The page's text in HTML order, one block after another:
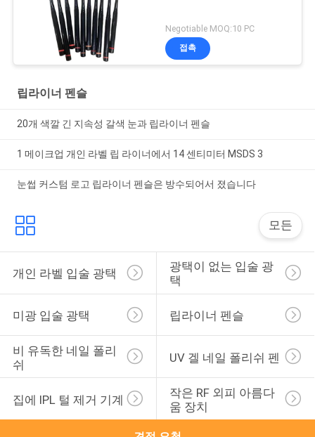
Negotiable MOQ:10 PC
접촉
립라이너 펜슬
20개 색깔 긴 지속성 갈색 눈과 립라이너 펜슬
1 메이크업 개인 라벨 립 라이너에서 14 센티미터 MSDS 3
눈썹 커스텀 로고 립라이너 펜슬은 방수되어서 졌습니다
모든
개인 라벨 입술 광택
광택이 없는 입술 광
택
미광 입술 광택 립라이너 펜슬
비 유독한 네일 폴리
쉬
UV 겔 네일 폴리쉬 펜
집에 IPL 털 제거 기계
작은 RF 외피 아름다
움 장치